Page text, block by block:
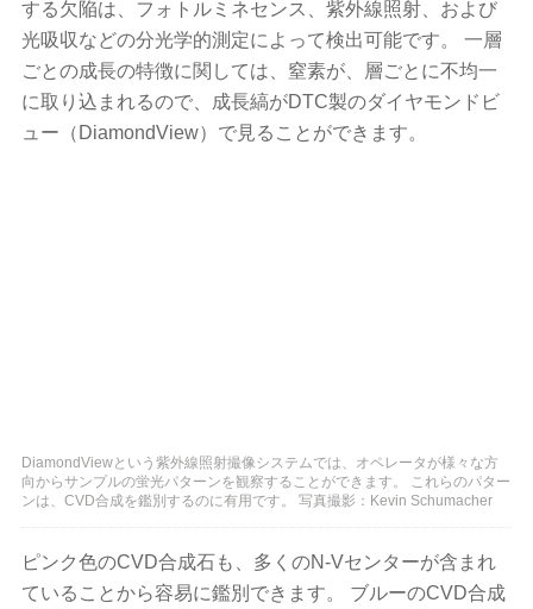
する欠陥は、フォトルミネセンス、紫外線照射、および
光吸収などの分光学的測定によって検出可能です。 一層
ごとの成長の特徴に関しては、窒素が、層ごとに不均一
に取り込まれるので、成長縞がDTC製のダイヤモンドビ
ュー（DiamondView）で見ることができます。
DiamondViewという紫外線照射撮像システムでは、オペレータが様々な方
向からサンプルの蛍光パターンを観察することができます。 これらのパター
ンは、CVD合成を鑑別するのに有用です。 写真撮影：Kevin Schumacher
ピンク色のCVD合成石も、多くのN-Vセンターが含まれ
ていることから容易に鑑別できます。 ブルーのCVD合成